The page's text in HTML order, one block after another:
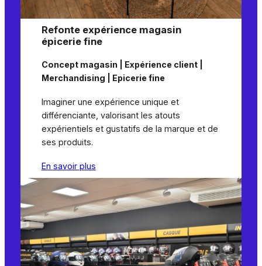
Refonte expérience magasin
épicerie fine
Concept magasin | Expérience client |
Merchandising | Epicerie fine
Imaginer une expérience unique et
différenciante, valorisant les atouts
expérientiels et gustatifs de la marque et de
ses produits.
En savoir plus